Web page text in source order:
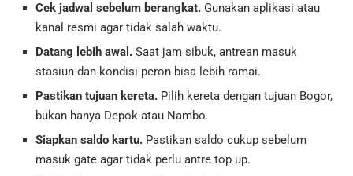
Cek jadwal sebelum berangkat. Gunakan aplikasi atau
kanal resmi agar tidak salah waktu.
Datang lebih awal. Saat jam sibuk, antrean masuk
stasiun dan kondisi peron bisa lebih ramai.
Pastikan tujuan kereta. Pilih kereta dengan tujuan Bogor,
bukan hanya Depok atau Nambo.
Siapkan saldo kartu. Pastikan saldo cukup sebelum
masuk gate agar tidak perlu antre top up.